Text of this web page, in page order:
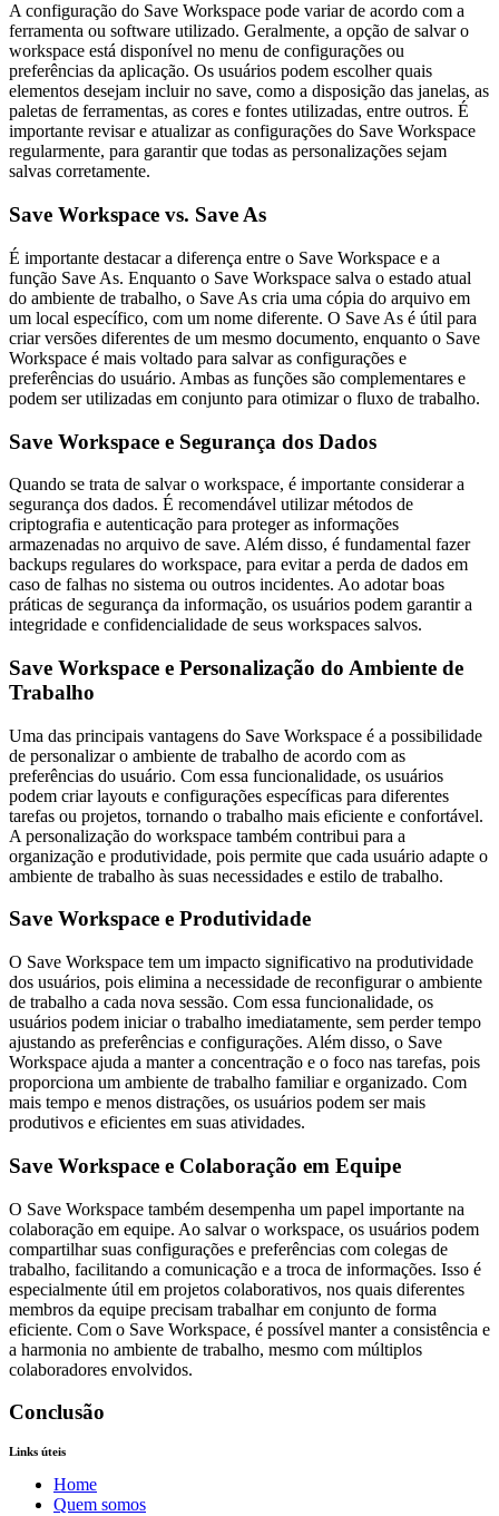
A configuração do Save Workspace pode variar de acordo com a
ferramenta ou software utilizado. Geralmente, a opção de salvar o
workspace está disponível no menu de configurações ou
preferências da aplicação. Os usuários podem escolher quais
elementos desejam incluir no save, como a disposição das janelas, as
paletas de ferramentas, as cores e fontes utilizadas, entre outros. É
importante revisar e atualizar as configurações do Save Workspace
regularmente, para garantir que todas as personalizações sejam
salvas corretamente.
Save Workspace vs. Save As
É importante destacar a diferença entre o Save Workspace e a
função Save As. Enquanto o Save Workspace salva o estado atual
do ambiente de trabalho, o Save As cria uma cópia do arquivo em
um local específico, com um nome diferente. O Save As é útil para
criar versões diferentes de um mesmo documento, enquanto o Save
Workspace é mais voltado para salvar as configurações e
preferências do usuário. Ambas as funções são complementares e
podem ser utilizadas em conjunto para otimizar o fluxo de trabalho.
Save Workspace e Segurança dos Dados
Quando se trata de salvar o workspace, é importante considerar a
segurança dos dados. É recomendável utilizar métodos de
criptografia e autenticação para proteger as informações
armazenadas no arquivo de save. Além disso, é fundamental fazer
backups regulares do workspace, para evitar a perda de dados em
caso de falhas no sistema ou outros incidentes. Ao adotar boas
práticas de segurança da informação, os usuários podem garantir a
integridade e confidencialidade de seus workspaces salvos.
Save Workspace e Personalização do Ambiente de
Trabalho
Uma das principais vantagens do Save Workspace é a possibilidade
de personalizar o ambiente de trabalho de acordo com as
preferências do usuário. Com essa funcionalidade, os usuários
podem criar layouts e configurações específicas para diferentes
tarefas ou projetos, tornando o trabalho mais eficiente e confortável.
A personalização do workspace também contribui para a
organização e produtividade, pois permite que cada usuário adapte o
ambiente de trabalho às suas necessidades e estilo de trabalho.
Save Workspace e Produtividade
O Save Workspace tem um impacto significativo na produtividade
dos usuários, pois elimina a necessidade de reconfigurar o ambiente
de trabalho a cada nova sessão. Com essa funcionalidade, os
usuários podem iniciar o trabalho imediatamente, sem perder tempo
ajustando as preferências e configurações. Além disso, o Save
Workspace ajuda a manter a concentração e o foco nas tarefas, pois
proporciona um ambiente de trabalho familiar e organizado. Com
mais tempo e menos distrações, os usuários podem ser mais
produtivos e eficientes em suas atividades.
Save Workspace e Colaboração em Equipe
O Save Workspace também desempenha um papel importante na
colaboração em equipe. Ao salvar o workspace, os usuários podem
compartilhar suas configurações e preferências com colegas de
trabalho, facilitando a comunicação e a troca de informações. Isso é
especialmente útil em projetos colaborativos, nos quais diferentes
membros da equipe precisam trabalhar em conjunto de forma
eficiente. Com o Save Workspace, é possível manter a consistência e
a harmonia no ambiente de trabalho, mesmo com múltiplos
colaboradores envolvidos.
Conclusão
Links úteis
Home
Quem somos